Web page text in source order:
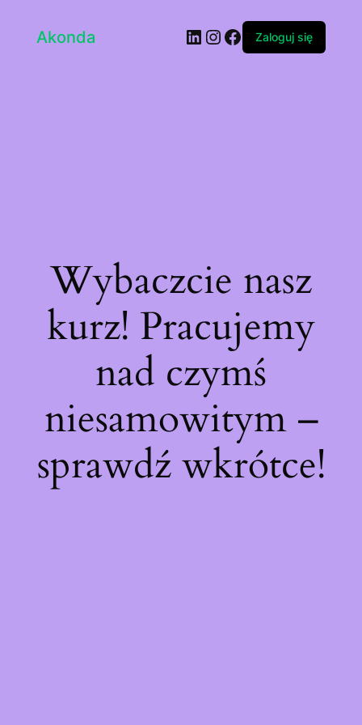
Akonda LinkedIn
Instagram
Facebook
Zaloguj się
Wybaczcie nasz
kurz! Pracujemy
nad czymś
niesamowitym –
sprawdź wkrótce!